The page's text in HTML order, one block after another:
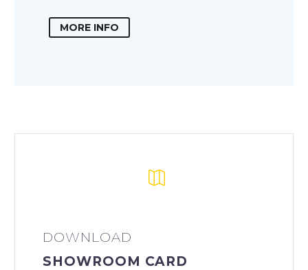
MORE INFO


DOWNLOAD
SHOWROOM CARD